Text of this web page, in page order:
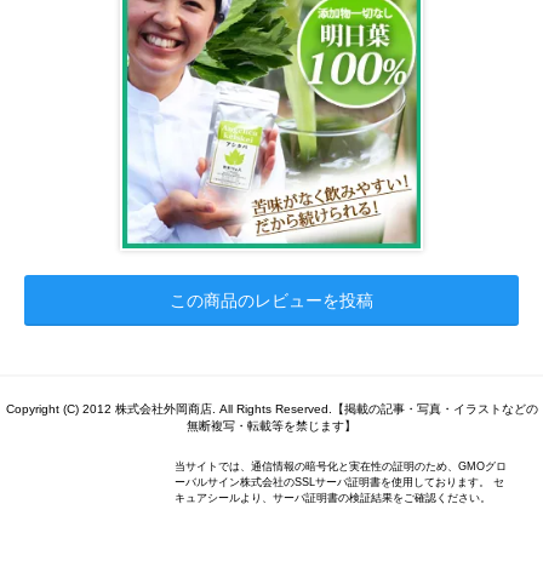
この商品のレビューを投稿
Copyright (C) 2012 株式会社外岡商店. All Rights Reserved.【掲載の記事・写真・イラストなどの
無断複写・転載等を禁じます】
当サイトでは、通信情報の暗号化と実在性の証明のため、GMOグロ
ーバルサイン株式会社のSSLサーバ証明書を使用しております。 セ
キュアシールより、サーバ証明書の検証結果をご確認ください。